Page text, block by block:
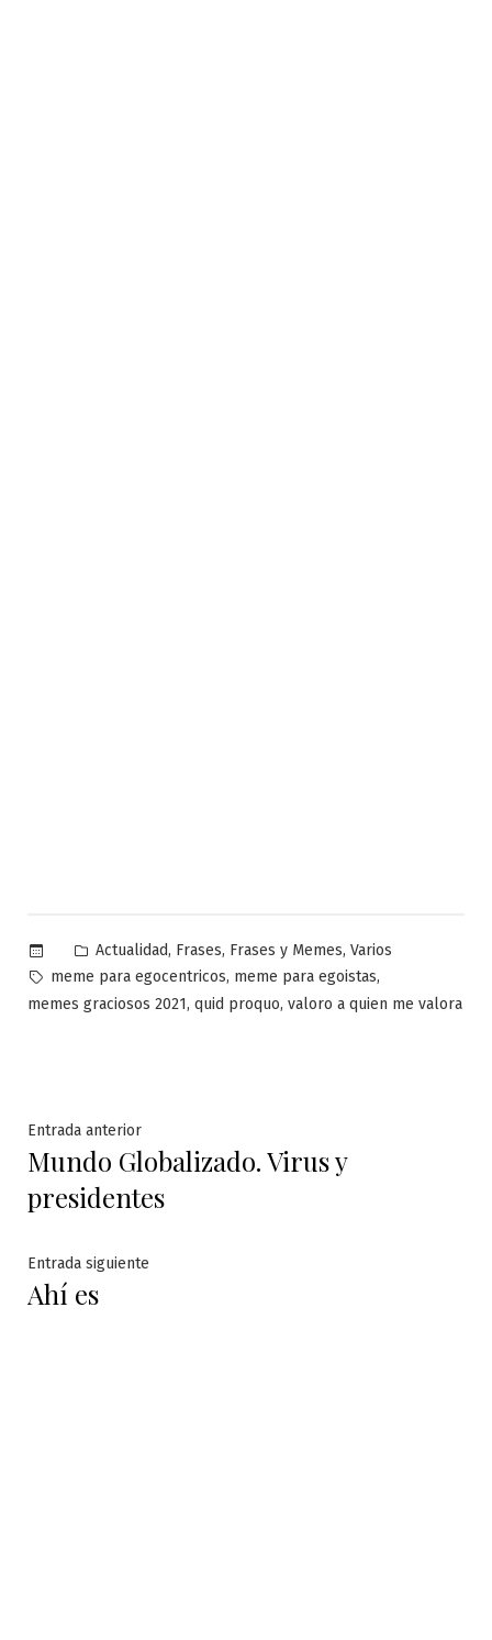
Publicado
en
Actualidad, Frases, Frases y Memes, Varios
Etiquetas:
meme para egocentricos, meme para egoistas,
memes graciosos 2021, quid proquo, valoro a quien me valora
Navegación
de
entradas
Entrada anteriorEntrada
anterior:
Mundo Globalizado. Virus y
presidentes
Entrada siguiente
Ahí es